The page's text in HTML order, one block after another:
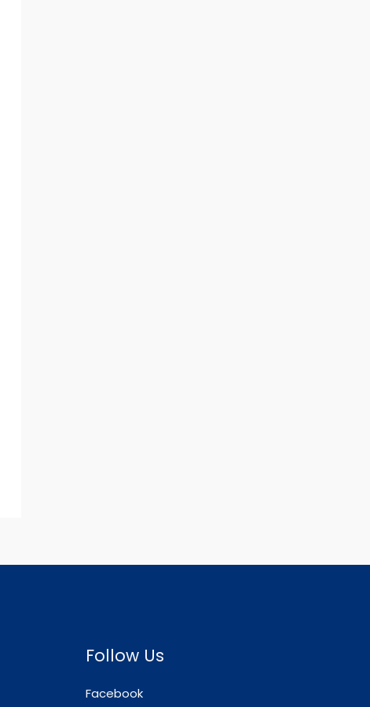
Follow Us
Facebook